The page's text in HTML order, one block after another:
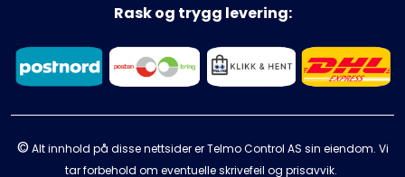
Rask og trygg levering:
© Alt innhold på disse nettsider er Telmo Control AS sin eiendom. Vi
tar forbehold om eventuelle skrivefeil og prisavvik.